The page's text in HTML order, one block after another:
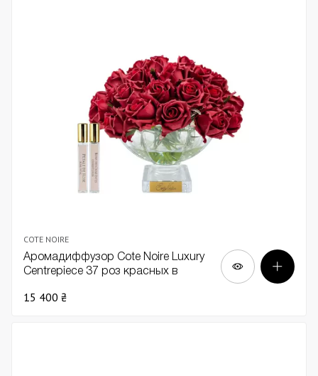
COTE NOIRE
Аромадиффузор Cote Noire Luxury
Centrepiece 37 роз красных в
15 400 ₴